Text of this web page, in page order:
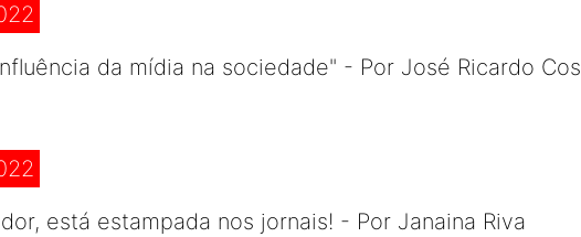
da mídia na sociedade" - Por José Ricardo
está estampada nos jornais! - Por Janaina Riva